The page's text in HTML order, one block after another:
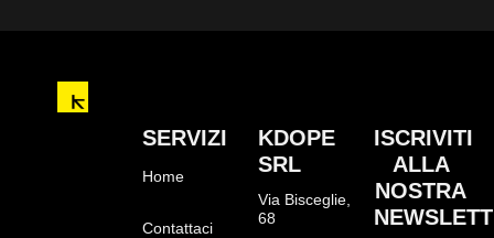
SERVIZI
Home
Contattaci
KDOPE
SRL
Via Bisceglie,
68
ISCRIVITI
ALLA
NOSTRA